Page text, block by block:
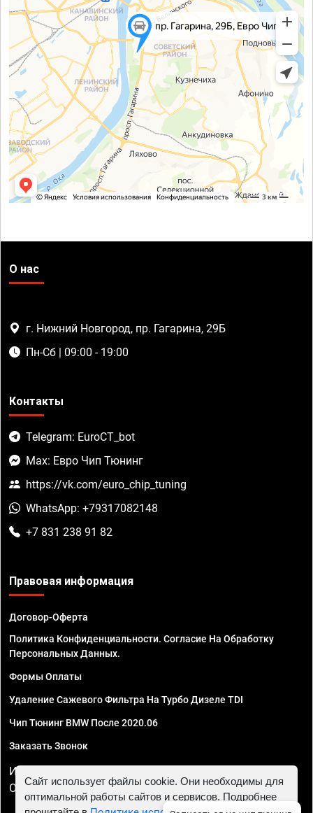
О нас
г. Нижний Новгород, пр. Гагарина, 29Б
Пн-Сб | 09:00 - 19:00
Контакты
Telegram: EuroCT_bot
Max: Евро Чип Тюнинг
https://vk.com/euro_chip_tuning
WhatsApp: +79317082148
+7 831 238 91 82
Правовая информация
Договор-Оферта
Политика Конфиденциальности. Согласие На Обработку
Персональных Данных.
Формы Оплаты
Удаление Сажевого Фильтра На Турбо Дизеле TDI
Чип Тюнинг BMW После 2020.06
Заказать Звонок
ИП Смирнов Георгий Павлович. ИНН 781302555843,
ОГРНИП 324470400032610
Сайт использует файлы cookie. Они необходимы для
оптимальной работы сайтов и сервисов. Подробнее